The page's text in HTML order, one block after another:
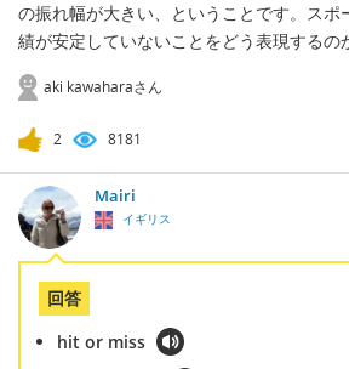
の振れ幅が大きい、ということです。スポ
績が安定していないことをどう表現するの
aki kawaharaさん
2 8181
Mairi
イギリス
回答
hit or miss